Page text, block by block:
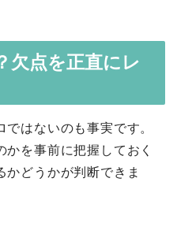
欠点を正直にレ
ではないのも事実です。
を事前に把握しておく
かどうかが判断できま